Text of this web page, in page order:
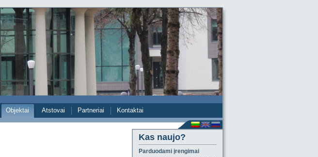
Objektai Atstovai Partneriai Kontaktai
Kas naujo?
Parduodami įrengimai